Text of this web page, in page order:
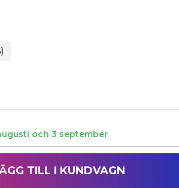
och 3 september
TILL I KUNDVAGN